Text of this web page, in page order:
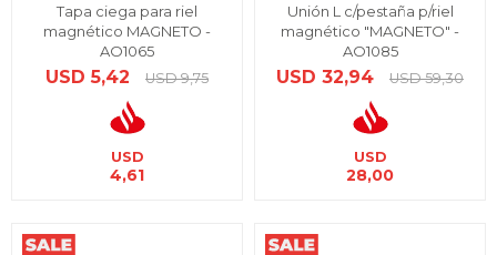
Tapa ciega para riel
magnético MAGNETO -
AO1065
USD 5,42 USD 9,75
USD
4,61
Unión L c/pestaña p/riel
magnético "MAGNETO" -
AO1085
USD 32,94 USD 59,30
USD
28,00